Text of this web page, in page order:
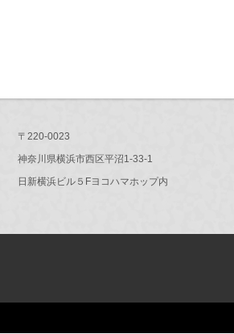
〒220-0023
神奈川県横浜市西区平沼1-33-1
日新横浜ビル５Fヨコハマホップ内